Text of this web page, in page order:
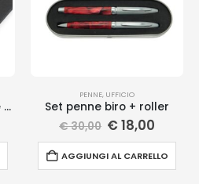
Penna portachiavi Pierre Cardin
PENNE, UFFICIO
Set penne biro + roller
€30,00 € 18,00
AGGIUNGI AL CARRELLO